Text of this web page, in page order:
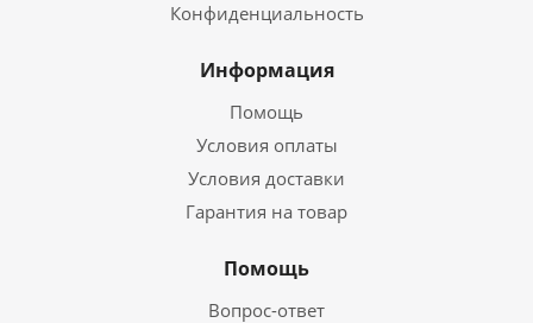
Конфиденциальность
Информация
Помощь
Условия оплаты
Условия доставки
Гарантия на товар
Помощь
Вопрос-ответ